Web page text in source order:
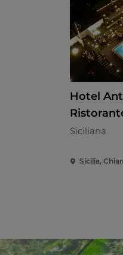
Hotel
Siciliana
Sicilia,